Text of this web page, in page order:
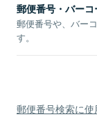
郵便番号・バー
郵便番号や、バー
す。
郵便番号検索に